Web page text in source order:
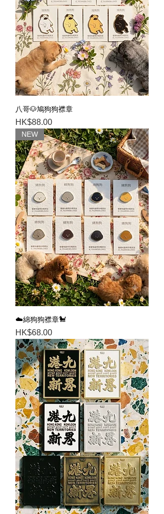
八哥🐶鳩狗狗襟章
Price
HK$88.00
NEW
☁️綿狗狗襟章🐩
Price
HK$68.00